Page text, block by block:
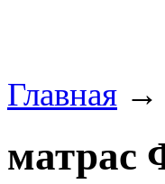
Главная →
матрас